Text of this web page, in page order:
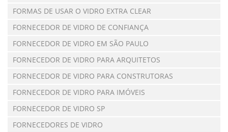
FORMAS DE USAR O VIDRO EXTRA CLEAR
FORNECEDOR DE VIDRO DE CONFIANÇA
FORNECEDOR DE VIDRO EM SÃO PAULO
FORNECEDOR DE VIDRO PARA ARQUITETOS
FORNECEDOR DE VIDRO PARA CONSTRUTORAS
FORNECEDOR DE VIDRO PARA IMÓVEIS
FORNECEDOR DE VIDRO SP
FORNECEDORES DE VIDRO